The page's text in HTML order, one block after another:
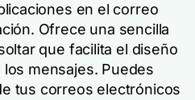
en el correo
Ofrece una sencilla
que facilita el diseño
mensajes. Puedes
tus correos electrónicos